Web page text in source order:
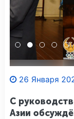
26 Января
С
Азии